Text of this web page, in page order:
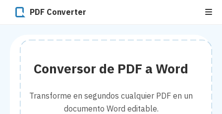
PDF Converter
Conversor de PDF a Word
Transforme en segundos cualquier PDF en un
documento Word editable.